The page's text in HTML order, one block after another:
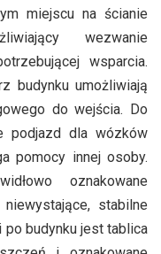
miejscu na ścianie
wezwanie
wsparcia.
budynku umożliwiają
do wejścia. Do
podjazd dla wózków
pomocy innej osoby.
oznakowane
stabilne
budynku jest tablica